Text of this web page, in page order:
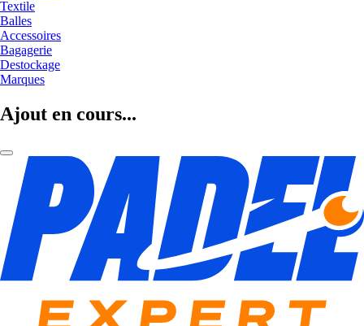
Textile
Balles
Accessoires
Bagagerie
Destockage
Marques
Ajout en cours...